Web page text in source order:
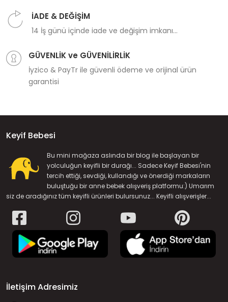
İADE & DEĞİŞİM
14 İş günü içinde iade ve değişim imkanı...
GÜVENLİK ve GÜVENİLİRLİK
İyzico & PayTr ile güvenli ödeme ve orijinal ürün
garantisi
Keyif Bebesi
Bu mini mağaza aslında bir blog ile başlayan bir
yolculuğun keyifli bir durağı... Sadece Keyif Bebesi'nin
tercih ettiği, sevdiği, kullandığı ve önerdiği markaların
buluştuğu bir anne bebek alışveriş platformu:) Umarım
siz de aradığınız tüm keyifli ürünleri bulursunuz... Keyifli alışverişler...
İletişim Adresimiz